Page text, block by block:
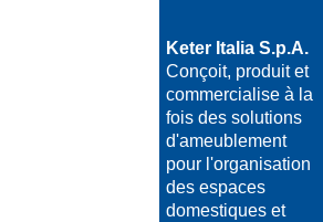
Keter Italia S.p.A.
Conçoit, produit et
commercialise à la
fois des solutions
d'ameublement
pour l'organisation
des espaces
domestiques et